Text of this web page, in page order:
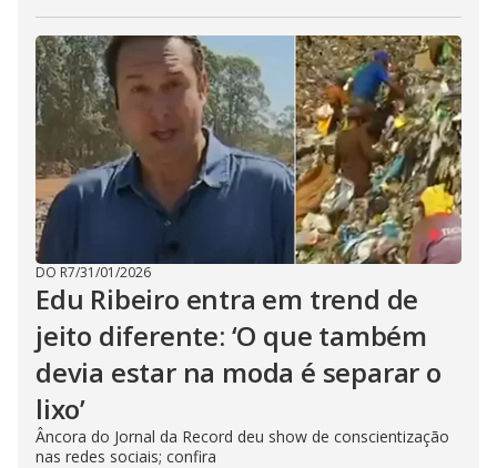
DO R7/31/01/2026
Edu Ribeiro entra em trend de
jeito diferente: ‘O que também
devia estar na moda é separar o
lixo’
Âncora do Jornal da Record deu show de conscientização
nas redes sociais; confira